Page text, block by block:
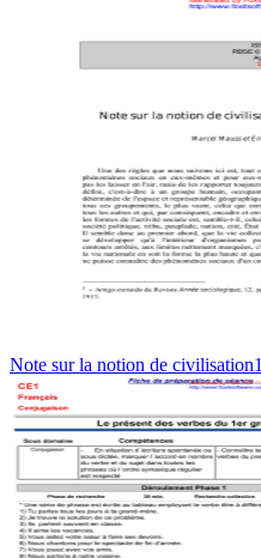
Note sur la notion de civilisation1